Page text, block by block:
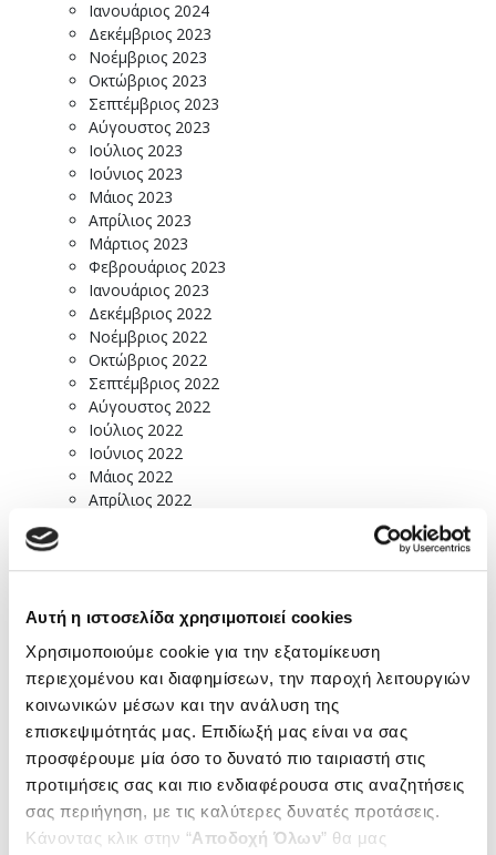
Αυτή η ιστοσελίδα χρησιμοποιεί cookies
Χρησιμοποιούμε cookie για την εξατομίκευση
περιεχομένου και διαφημίσεων, την παροχή λειτουργιών
κοινωνικών μέσων και την ανάλυση της
επισκεψιμότητάς μας. Επιδίωξή μας είναι να σας
προσφέρουμε μία όσο το δυνατό πιο ταιριαστή στις
προτιμήσεις σας και πιο ενδιαφέρουσα στις αναζητήσεις
σας περιήγηση, με τις καλύτερες δυνατές προτάσεις.
Κάνοντας κλικ στην “Αποδοχή Όλων” θα μας
Ιανουάριος 2024
Δεκέμβριος 2023
Νοέμβριος 2023
Οκτώβριος 2023
Σεπτέμβριος 2023
Αύγουστος 2023
Ιούλιος 2023
Ιούνιος 2023
Μάιος 2023
Απρίλιος 2023
Μάρτιος 2023
Φεβρουάριος 2023
Ιανουάριος 2023
Δεκέμβριος 2022
Νοέμβριος 2022
Οκτώβριος 2022
Σεπτέμβριος 2022
Αύγουστος 2022
Ιούλιος 2022
Ιούνιος 2022
Μάιος 2022
Απρίλιος 2022
Ιανουάριος 2022
Νοέμβριος 2021
Σεπτέμβριος 2021
Αύγουστος 2021
Ιούλιος 2021
Ιούνιος 2021
Μάιος 2021
Απρίλιος 2021
Μάρτιος 2021
Φεβρουάριος 2021
Ιανουάριος 2021